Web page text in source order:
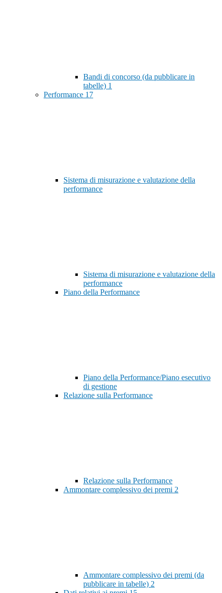
Bandi di concorso (da pubblicare in
tabelle) 1
Performance 17
Sistema di misurazione e valutazione della
performance
Sistema di misurazione e valutazione della
performance
Piano della Performance
Piano della Performance/Piano esecutivo
di gestione
Relazione sulla Performance
Relazione sulla Performance
Ammontare complessivo dei premi 2
Ammontare complessivo dei premi (da
pubblicare in tabelle) 2